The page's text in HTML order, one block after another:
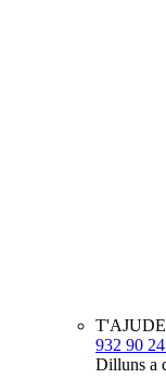
932 90
Dilluns a